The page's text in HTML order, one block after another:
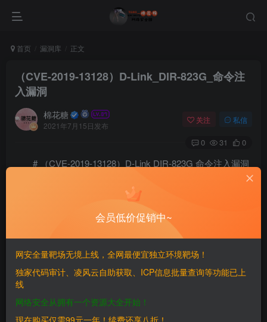
首页 漏洞库 正文
（CVE-2019-13128）D-Link_DIR-823G_命令注
入漏洞
棉花糖
2021年7月15日发布
关注 私信
0 31 0
# （CVE-2019-13128）D-Link DIR-823G 命令注入漏洞
DIR823GA1_FW102B03
## 漏洞描述
这个问题存在于DIR823GA1固件FW102B03版本，网关
会员低价促销中~
网安全量靶场无境上线，全网最便宜独立环境靶场！
独家代码审计、凌风云自助获取、ICP信息批量查询等功能已上
线
网络安全从拥有一个资源大全开始！
现在购买仅需99元一年！续费还享八折！